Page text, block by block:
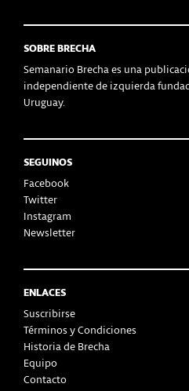
SOBRE BRECHA
Semanario Brecha es una
independiente de izquierda
Uruguay.
SEGUINOS
Facebook
Twitter
Instagram
Newsletter
ENLACES
Suscribirse
Términos y Condiciones
Historia de Brecha
Equipo
Contacto